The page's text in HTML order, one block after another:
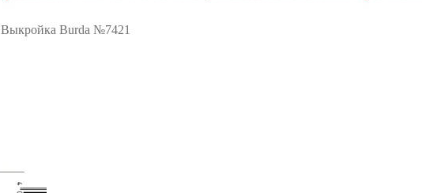
Выкройка Burda №7421